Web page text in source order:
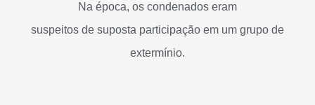
Na época, os condenados eram
suspeitos de suposta participação em um grupo de
extermínio.